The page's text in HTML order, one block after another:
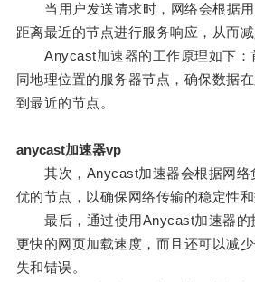
当用户发送请求时，网络会根据用
距离最近的节点进行服务响应，从而
Anycast加速器的工作原理如下：
同地理位置的服务器节点，确保数据
到最近的节点。
anycast加速器vp
其次，Anycast加速器会根据网络
优的节点，以确保网络传输的稳定性和
最后，通过使用Anycast加速器的
更快的网页加载速度，而且还可以减
失和错误。